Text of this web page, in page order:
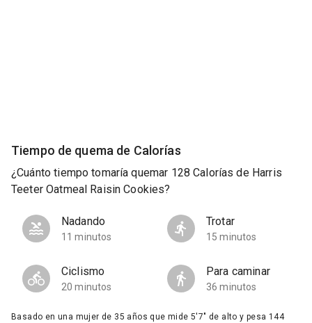
Tiempo de quema de Calorías
¿Cuánto tiempo tomaría quemar 128 Calorías de Harris
Teeter Oatmeal Raisin Cookies?
Nadando
11 minutos
Trotar
15 minutos
Ciclismo
20 minutos
Para caminar
36 minutos
Basado en una mujer de 35 años que mide 5'7" de alto y pesa 144